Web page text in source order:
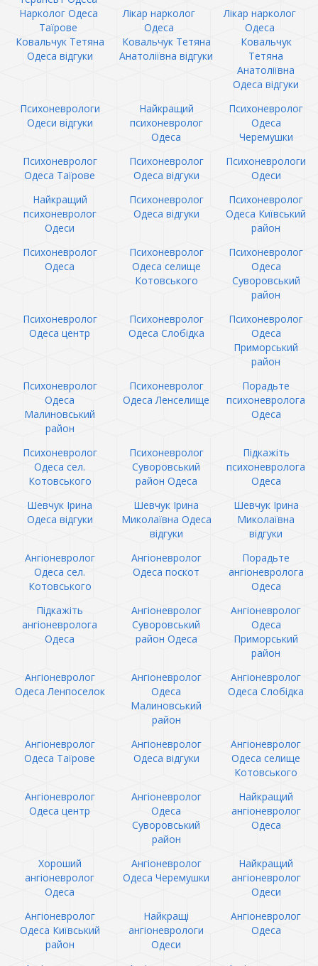
Нарколог Одеса
Таїрове
Лікар нарколог
Одеса
Лікар нарколог
Одеса
Ковальчук Тетяна
Одеса відгуки
Ковальчук Тетяна
Анатоліївна відгуки
Ковальчук
Тетяна
Анатоліївна
Одеса відгуки
Психоневрологи
Одеси відгуки
Найкращий
психоневролог
Одеса
Психоневролог
Одеса
Черемушки
Психоневролог
Одеса Таїрове
Психоневролог
Одеса відгуки
Психоневрологи
Одеси
Найкращий
психоневролог
Одеси
Психоневролог
Одеса відгуки
Психоневролог
Одеса Київський
район
Психоневролог
Одеса
Психоневролог
Одеса селище
Котовського
Психоневролог
Одеса
Суворовський
район
Психоневролог
Одеса центр
Психоневролог
Одеса Слобідка
Психоневролог
Одеса
Приморський
район
Психоневролог
Одеса
Малиновський
район
Психоневролог
Одеса Ленселище
Порадьте
психоневролога
Одеса
Психоневролог
Одеса сел.
Котовського
Психоневролог
Суворовський
район Одеса
Підкажіть
психоневролога
Одеса
Шевчук Ірина
Одеса відгуки
Шевчук Ірина
Миколаївна Одеса
відгуки
Шевчук Ірина
Миколаївна
відгуки
Ангіоневролог
Одеса сел.
Котовського
Ангіоневролог
Одеса поскот
Порадьте
ангіоневролога
Одеса
Підкажіть
ангіоневролога
Одеса
Ангіоневролог
Суворовський
район Одеса
Ангіоневролог
Одеса
Приморський
район
Ангіоневролог
Одеса Ленпоселок
Ангіоневролог
Одеса
Малиновський
район
Ангіоневролог
Одеса Слобідка
Ангіоневролог
Одеса Таїрове
Ангіоневролог
Одеса відгуки
Ангіоневролог
Одеса селище
Котовського
Ангіоневролог
Одеса центр
Ангіоневролог
Одеса
Суворовський
район
Найкращий
ангіоневролог
Одеса
Хороший
ангіоневролог
Одеса
Ангіоневролог
Одеса Черемушки
Найкращий
ангіоневролог
Одеси
Ангіоневролог
Одеса Київський
район
Найкращі
ангіоневрологи
Одеси
Ангіоневролог
Одеса